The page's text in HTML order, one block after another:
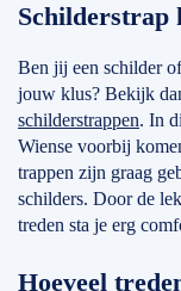
Schilderstrap
Ben jij een schilder
jouw klus? Bekijk
schilderstrappen. In
Wiense voorbij
trappen zijn graag
schilders. Door de
treden sta je erg
Hoeveel